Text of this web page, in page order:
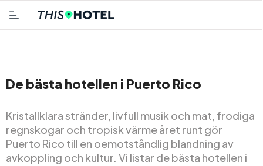
De bästa hotellen i Puerto Rico
Kristallklara stränder, livfull musik och mat, frodiga
regnskogar och tropisk värme året runt gör
Puerto Rico till en oemotståndlig blandning av
avkoppling och kultur. Vi listar de bästa hotellen i